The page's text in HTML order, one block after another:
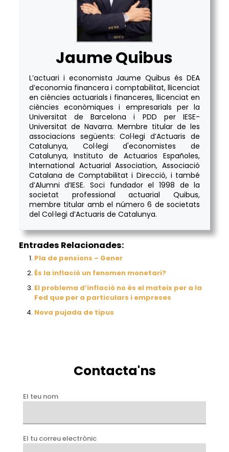
Jaume Quibus
L’actuari i economista Jaume Quibus és DEA
d’economia financera i comptabilitat, llicenciat
en ciències actuarials i financeres, llicenciat en
ciències econòmiques i empresarials per la
Universitat de Barcelona i PDD per IESE-
Universitat de Navarra. Membre titular de les
associacions següents: Col·legi d’Actuaris de
Catalunya, Col·legi d'economistes de
Catalunya, Instituto de Actuarios Españoles,
International Actuarial Association, Associació
Catalana de Comptabilitat i Direcció, i també
d’Alumni d’IESE. Soci fundador el 1998 de la
societat professional actuarial Quibus,
membre titular amb el número 6 de societats
del Col·legi d’Actuaris de Catalunya.
Entrades Relacionades:
Pla de pensions – Gener
És la inflació un fenomen monetari?
El problema d’inflació no és el mateix per a la
Fed que per a particulars i empreses
Nova pujada de tipus
Contacta'ns
El teu nom
El tu correu electrònic